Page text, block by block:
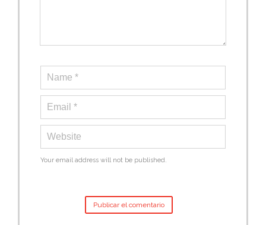
Your email address will not be published.